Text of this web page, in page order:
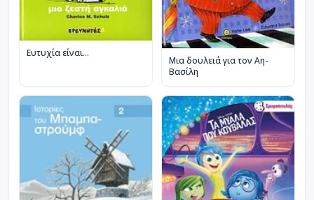
Ευτυχία είναι...
Μια δουλειά για τον Αη-
Βασίλη